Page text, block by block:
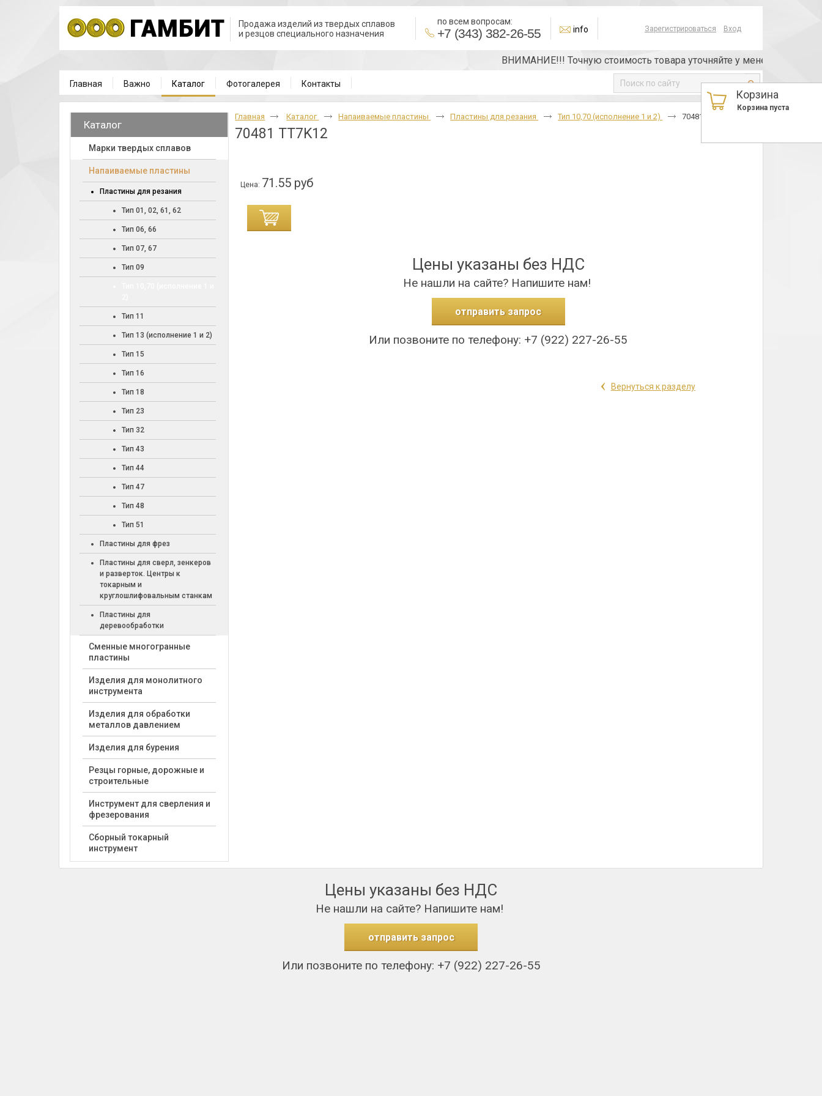
Зарегистрироваться Вход
Продажа изделий из твердых сплавов
и резцов специального назначения
по всем вопросам:
+7 (343) 382-26-55 info
ВНИМАНИЕ!!! Точную стоимость товара уточняйте у менеджера или по
Главная Важно Каталог Фотогалерея Контакты
Корзина
Корзина пуста
Каталог
Марки твердых сплавов
Напаиваемые пластины
Пластины для резания
Тип 01, 02, 61, 62
Тип 06, 66
Тип 07, 67
Тип 09
Тип 11
Тип 13 (исполнение 1 и 2)
Тип 15
Тип 16
Тип 18
Тип 23
Тип 32
Тип 43
Тип 44
Тип 47
Тип 48
Тип 51
Пластины для фрез
Пластины для сверл, зенкеров
и разверток. Центры к
токарным и
круглошлифовальным станкам
Пластины для
деревообработки
Cменные многогранные
пластины
Изделия для монолитного
инструмента
Изделия для обработки
металлов давлением
Изделия для бурения
Резцы горные, дорожные и
строительные
Инструмент для сверления и
фрезерования
Сборный токарный
инструмент
Главная Каталог Напаиваемые пластины Пластины для резания Тип 10,70 (исполнение 1 и 2) 70481 TT7K12
70481 TT7K12
Цена: 71.55 руб
Цены указаны без НДС
Не нашли на сайте? Напишите нам!
отправить запрос
Или позвоните по телефону: +7 (922) 227-26-55
‹ Вернуться к разделу
Цены указаны без НДС
Не нашли на сайте? Напишите нам!
отправить запрос
Или позвоните по телефону: +7 (922) 227-26-55